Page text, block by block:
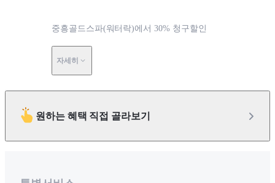
중흥골드스파(워터락)에서 30% 청구할인
자세히
원하는 혜택 직접 골라보기